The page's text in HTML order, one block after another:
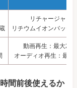
リチャージャブ
リチウムイオンバッテ
動画再生：最大22
オーディオ再生：最大
間前後使えるか